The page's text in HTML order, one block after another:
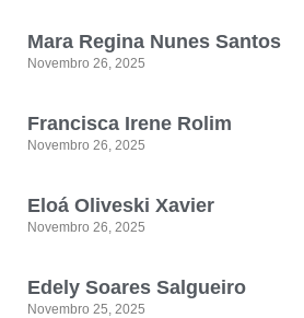
Mara Regina Nunes Santos
Novembro 26, 2025
Francisca Irene Rolim
Novembro 26, 2025
Eloá Oliveski Xavier
Novembro 26, 2025
Edely Soares Salgueiro
Novembro 25, 2025